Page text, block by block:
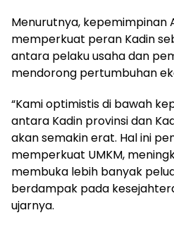
Menurutnya, kepemimpinan
memperkuat peran Kadin
antara pelaku usaha dan
mendorong pertumbuhan
“Kami optimistis di bawah
antara Kadin provinsi dan
akan semakin erat. Hal ini
memperkuat UMKM,
membuka lebih banyak
berdampak pada
ujarnya.